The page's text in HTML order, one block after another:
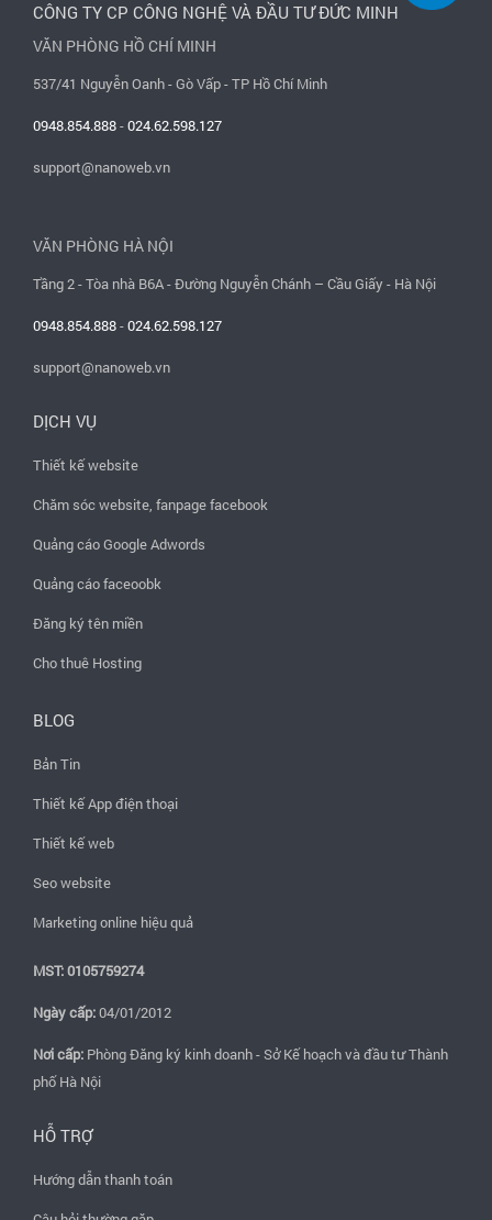
CÔNG TY CP CÔNG NGHỆ VÀ ĐẦU TƯ ĐỨC MINH
VĂN PHÒNG HỒ CHÍ MINH
537/41 Nguyễn Oanh - Gò Vấp - TP Hồ Chí Minh
0948.854.888-024.62.598.127
support@nanoweb.vn
VĂN PHÒNG HÀ NỘI
Tầng 2 - Tòa nhà B6A - Đường Nguyễn Chánh – Cầu Giấy - Hà Nội
0948.854.888-024.62.598.127
support@nanoweb.vn
DỊCH VỤ
Thiết kế website
Chăm sóc website, fanpage facebook
Quảng cáo Google Adwords
Quảng cáo faceoobk
Đăng ký tên miền
Cho thuê Hosting
BLOG
Bản Tin
Thiết kế App điện thoại
Thiết kế web
Seo website
Marketing online hiệu quả
MST: 0105759274
Ngày cấp:04/01/2012
Nơi cấp: Phòng Đăng ký kinh doanh - Sở Kế hoạch và đầu tư Thành
phố Hà Nội
HỖ TRỢ
Hướng dẫn thanh toán